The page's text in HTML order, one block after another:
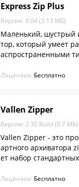
Express Zip Plus
Версия: 9.04 (3.13 МБ)
Маленький, шустрый
тор, который умеет
аспространенными
Лицензия: Бесплатно
Vallen Zipper
Версия: 2.30 Build (0.7 МБ)
Vallen Zipper - это
артного архиватора
ет набор
Лицензия: Бесплатно